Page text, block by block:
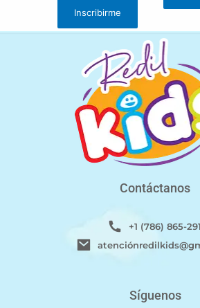
Inscribirme
Contáctanos
+1 (786) 865-
Síguenos